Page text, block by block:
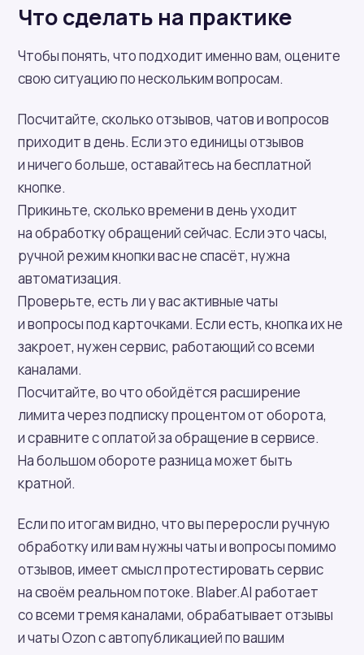
Что сделать на практике
Чтобы понять, что подходит именно вам, оцените
свою ситуацию по нескольким вопросам.
Посчитайте, сколько отзывов, чатов и вопросов
приходит в день. Если это единицы отзывов
и ничего больше, оставайтесь на бесплатной
кнопке.
Прикиньте, сколько времени в день уходит
на обработку обращений сейчас. Если это часы,
ручной режим кнопки вас не спасёт, нужна
автоматизация.
Проверьте, есть ли у вас активные чаты
и вопросы под карточками. Если есть, кнопка их не
закроет, нужен сервис, работающий со всеми
каналами.
Посчитайте, во что обойдётся расширение
лимита через подписку процентом от оборота,
и сравните с оплатой за обращение в сервисе.
На большом обороте разница может быть
кратной.
Если по итогам видно, что вы переросли ручную
обработку или вам нужны чаты и вопросы помимо
отзывов, имеет смысл протестировать сервис
на своём реальном потоке. Blaber.AI работает
со всеми тремя каналами, обрабатывает отзывы
и чаты Ozon с автопубликацией по вашим